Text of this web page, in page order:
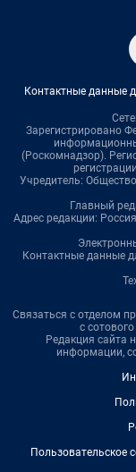
Контактные данные
Зарегистрировано
(Роскомнадзор).
Учредитель:
Главный
Адрес редакции:
Контактные данные
Связаться с отделом
с
Редакция сайта
информации,
Пользовательское